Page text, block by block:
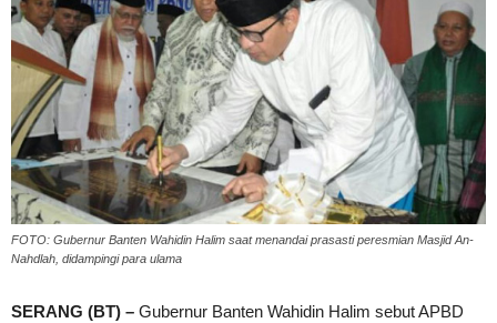
FOTO: Gubernur Banten Wahidin Halim saat menandai prasasti peresmian Masjid An-
Nahdlah, didampingi para ulama
SERANG (BT) – Gubernur Banten Wahidin Halim sebut APBD